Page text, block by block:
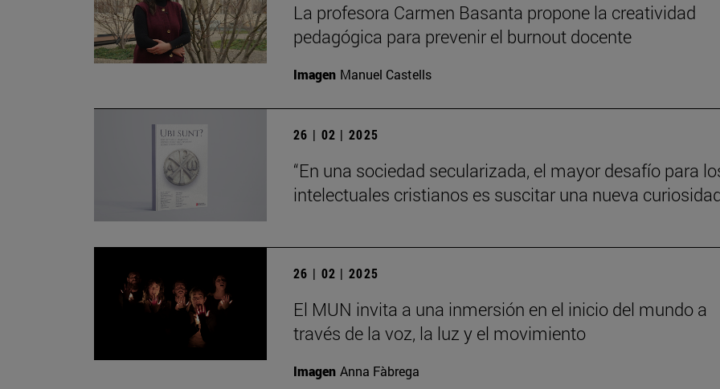
La profesora Carmen Basanta propone la creatividad
pedagógica para prevenir el burnout docente
Imagen Manuel Castells
26 | 02 | 2025
“En una sociedad secularizada, el mayor desafío para
intelectuales cristianos es suscitar una nueva
26 | 02 | 2025
El MUN invita a una inmersión en el inicio del mundo a
través de la voz, la luz y el movimiento
Imagen Anna Fàbrega